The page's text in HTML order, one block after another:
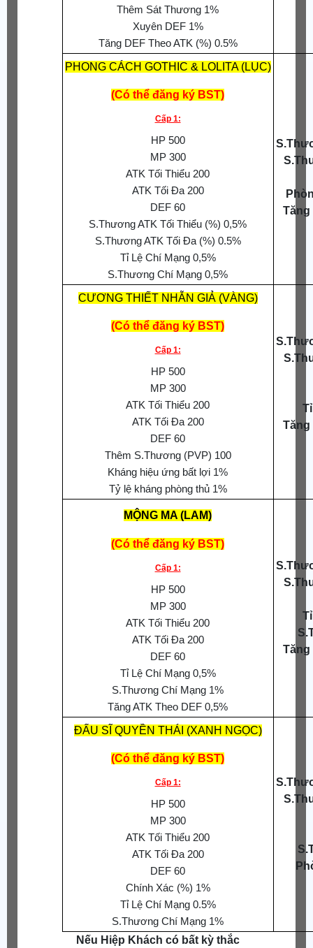
Thêm Sát Thương 1%
Xuyên DEF 1%
Tăng DEF Theo ATK (%) 0.5%
PHONG CÁCH GOTHIC & LOLITA (LỤC)
(Có thể đăng ký BST)
Cấp 1:
HP 500
MP 300
ATK Tối Thiểu 200
ATK Tối Đa 200
DEF 60
S.Thương ATK Tối Thiểu (%) 0,5%
S.Thương ATK Tối Đa (%) 0.5%
Tỉ Lệ Chí Mạng 0,5%
S.Thương Chí Mạng 0,5%
Tăng
CƯƠNG THIẾT NHẪN GIẢ (VÀNG)
(Có thể đăng ký BST)
Cấp 1:
HP 500
MP 300
ATK Tối Thiểu 200
ATK Tối Đa 200
DEF 60
Thêm S.Thương (PVP) 100
Kháng hiệu ứng bất lợi 1%
Tỷ lệ kháng phòng thủ 1%
Tăng
MỘNG MA (LAM)
(Có thể đăng ký BST)
Cấp 1:
HP 500
MP 300
ATK Tối Thiểu 200
ATK Tối Đa 200
DEF 60
Tỉ Lệ Chí Mạng 0,5%
S.Thương Chí Mạng 1%
Tăng ATK Theo DEF 0,5%
Tăng
ĐẤU SĨ QUYỀN THÁI (XANH NGỌC)
(Có thể đăng ký BST)
Cấp 1:
HP 500
MP 300
ATK Tối Thiểu 200
ATK Tối Đa 200
DEF 60
Chính Xác (%) 1%
Tỉ Lệ Chí Mạng 0.5%
S.Thương Chí Mạng 1%
Nếu Hiệp Khách có bất kỳ thắc